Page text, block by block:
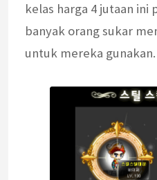
kelas harga 4 jutaan ini
banyak orang sukar
untuk mereka gunakan.